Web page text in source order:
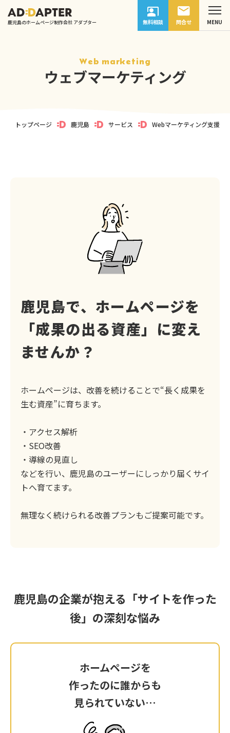
鹿児島のホームページ制作会社 アダプター 無料相談 問合せ
Web marketing
ウェブマーケティング
トップページ 鹿児島 サービス Webマーケティング支援
鹿児島で、ホームページを
「成果の出る資産」に変え
ませんか？
ホームページは、改善を続けることで“長く成果を
生む資産”に育ちます。
・アクセス解析
・SEO改善
・導線の見直し
などを行い、鹿児島のユーザーにしっかり届くサイ
トへ育てます。
無理なく続けられる改善プランもご提案可能です。
鹿児島の企業が抱える「サイトを作った
後」の深刻な悩み
ホームページを
作ったのに誰からも
見られていない…
ホームページを
作ったのに誰からも
見られていない…